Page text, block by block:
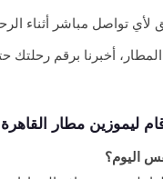
تواصل مباشر أثناء
أخبرنا برقم رحلتك
ليموزين مطار القاهرة
اليوم؟